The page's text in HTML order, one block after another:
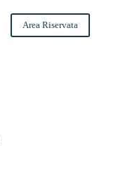
Area Riservata